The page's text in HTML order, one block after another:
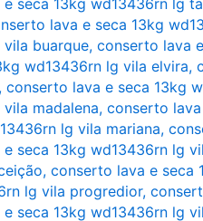
lava e seca 13kg
buarque, conserto lava
wd13436rn lg vila elvira,
, conserto lava e seca 13kg
madalena, conserto
lg vila mariana,
seca 13kg wd13436rn lg
, conserto lava e seca
lg vila progredior,
seca 13kg wd13436rn lg